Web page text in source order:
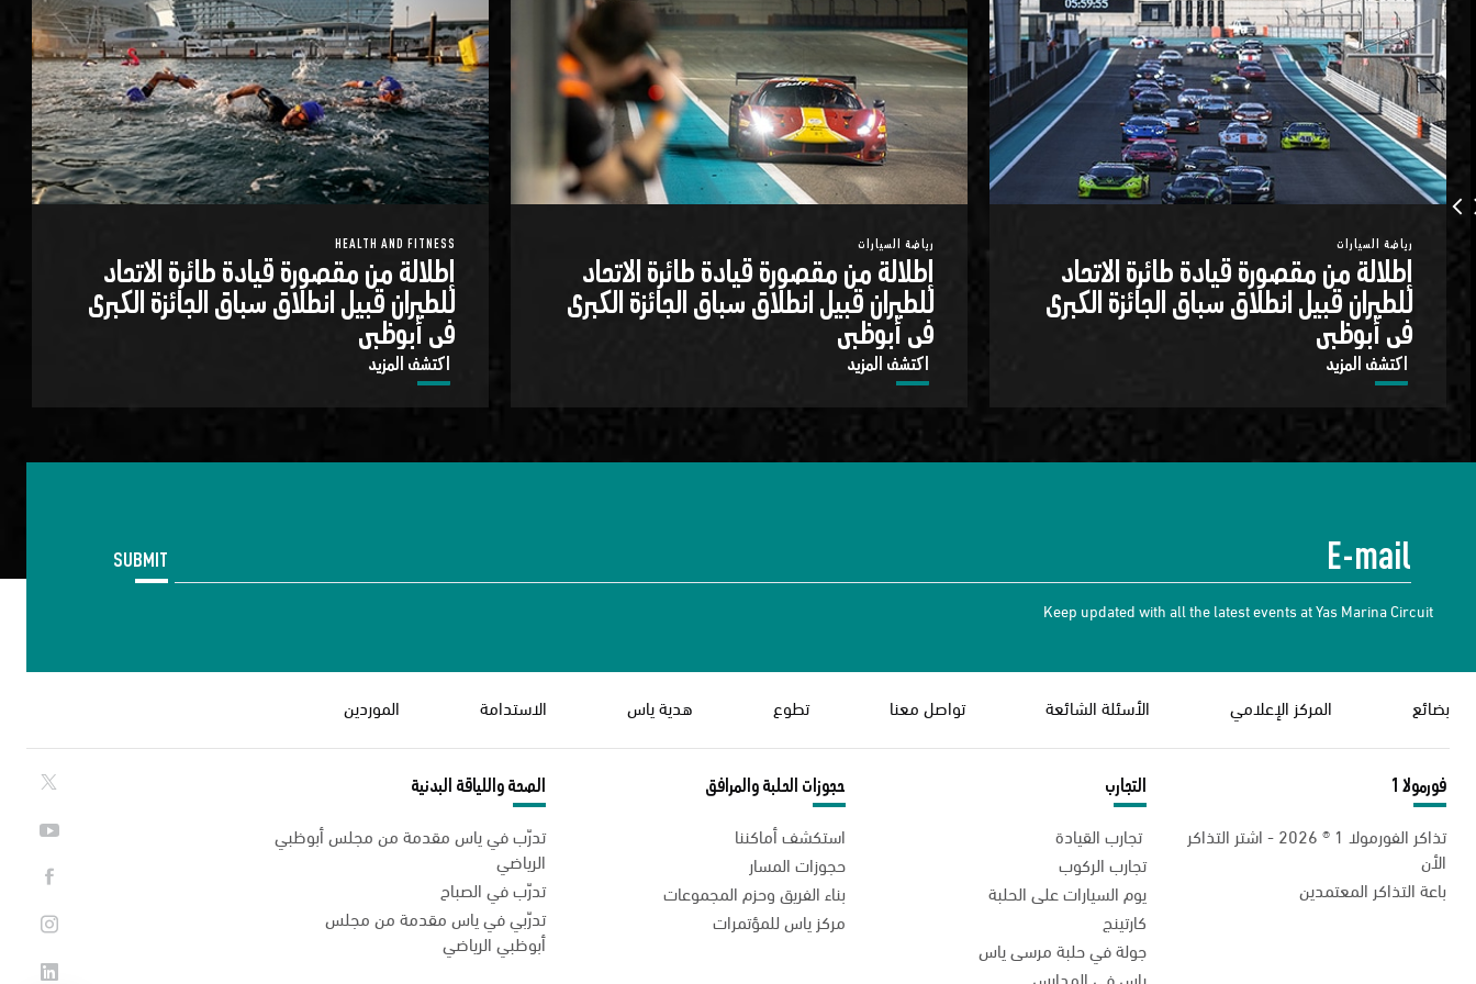
رياضة السيارات
إطلالة من مقصورة قيادة طائرة الاتحاد
للطيران قبيل انطلاق سباق الجائزة الكبرى
في أبوظبي
اكتشف المزيد
رياضة السيارات
إطلالة من مقصورة قيادة طائرة الاتحاد
للطيران قبيل انطلاق سباق الجائزة الكبرى
في أبوظبي
اكتشف المزيد
HEALTH AND FITNESS
إطلالة من مقصورة قيادة طائرة الاتحاد
للطيران قبيل انطلاق سباق الجائزة الكبرى
في أبوظبي
اكتشف المزيد
arrow_forward_ios
SUBMIT
Keep updated with all the latest events at Yas Marina Circuit
بضائع المركز الإعلامي الأسئلة الشائعة تواصل معنا تطوع هدية ياس الاستدامة الموردين
فورمولا 1
تذاكر الفورمولا 1 ® 2026 - اشتر التذاكر
الأن
باعة التذاكر المعتمدين
التجارب
تجارب القيادة
تجارب الركوب
يوم السيارات على الحلبة
كارتينج
جولة في حلبة مرسى ياس
ياس في المدارس
حجوزات الحلبة والمرافق
استكشف أماكننا
حجوزات المسار
بناء الفريق وحزم المجموعات
مركز ياس للمؤتمرات
الصحة واللياقة البدنية
تدرّب في ياس مقدمة من مجلس أبوظبي
الرياضي
تدرّب في الصباح
تدرّبي في ياس مقدمة من مجلس
أبوظبي الرياضي